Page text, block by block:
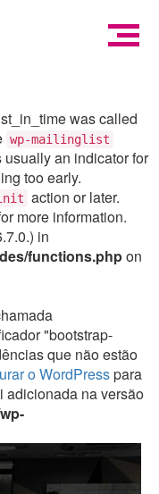
was called
wp-mailinglist
an indicator for
too early.
action or later.
more information.
in
functions.phpon
"bootstrap-
que não estão
o WordPresspara
adicionada na versão